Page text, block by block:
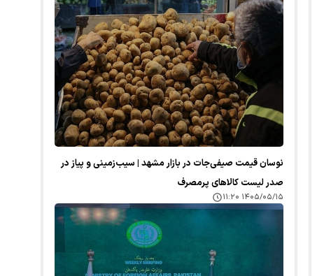
نوسان قیمت صیفی‌جات در بازار مشهد | سیب‌زمینی و پیاز در
صدر لیست کالا‌های پرمصرف
۱۴۰۵/۰۵/۱۵ ۱۱:۲۰